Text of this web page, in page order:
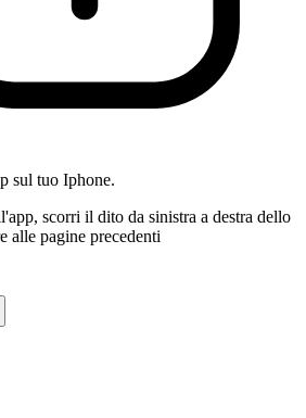
sul tuo Iphone.
scorri il dito da sinistra a destra dello
alle pagine precedenti